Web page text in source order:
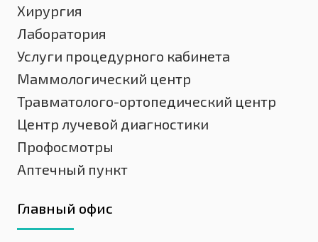
Хирургия
Лаборатория
Услуги процедурного кабинета
Маммологический центр
Травматолого-ортопедический центр
Центр лучевой диагностики
Профосмотры
Аптечный пункт
Главный офис